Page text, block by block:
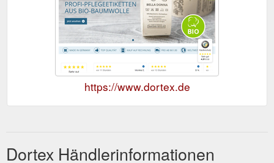
https://www.dortex.de
Dortex Händlerinformationen